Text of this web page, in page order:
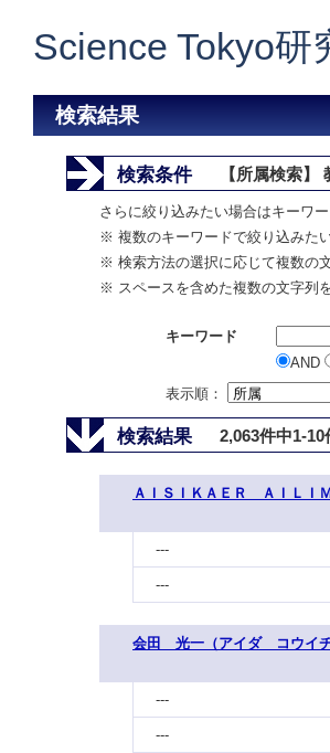
Science Tokyo研
検索結果
検索条件 【所属検索】
さらに絞り込みたい場合はキーワ
※ 複数のキーワードで絞り込みた
※ 検索方法の選択に応じて複数の
※ スペースを含めた複数の文字列
キーワード
AND
表示順：
検索結果 2,063件中1-10
ＡＩＳＩＫＡＥＲ ＡＩＬＩ
---
---
会田 光一（アイダ コウイチ
---
---